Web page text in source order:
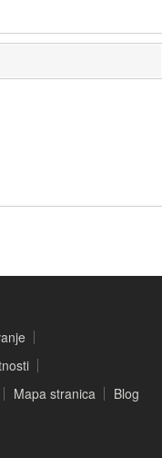
Mapa stranica Blog